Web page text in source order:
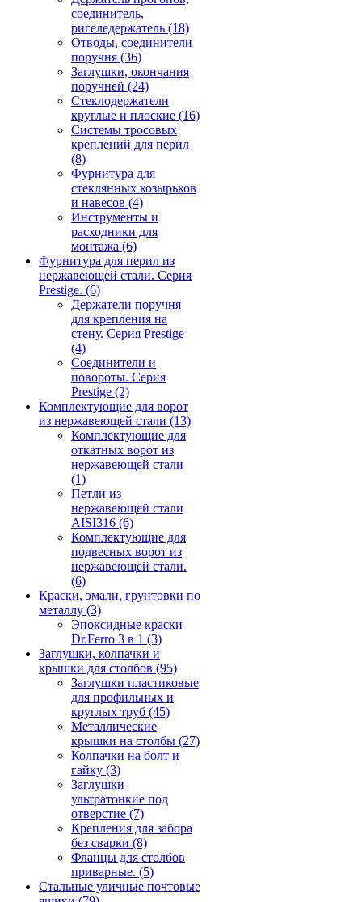
соединитель,
ригеледержатель (18)
Отводы, соединители
поручня (36)
Заглушки, окончания
поручней (24)
Стеклодержатели
круглые и плоские (16)
Системы тросовых
креплений для перил
(8)
Фурнитура для
стеклянных козырьков
и навесов (4)
Инструменты и
расходники для
монтажа (6)
Фурнитура для перил из
нержавеющей стали. Серия
Prestige. (6)
Держатели поручня
для крепления на
стену. Серия Prestige
(4)
Соединители и
повороты. Серия
Prestige (2)
Комплектующие для ворот
из нержавеющей стали (13)
Комплектующие для
откатных ворот из
нержавеющей стали
(1)
Петли из
нержавеющей стали
AISI316 (6)
Комплектующие для
подвесных ворот из
нержавеющей стали.
(6)
Краски, эмали, грунтовки по
металлу (3)
Эпоксидные краски
Dr.Ferro 3 в 1 (3)
Заглушки, колпачки и
крышки для столбов (95)
Заглушки пластиковые
для профильных и
круглых труб (45)
Металлические
крышки на столбы (27)
Колпачки на болт и
гайку (3)
Заглушки
ультратонкие под
отверстие (7)
Крепления для забора
без сварки (8)
Фланцы для столбов
приварные. (5)
Стальные уличные почтовые